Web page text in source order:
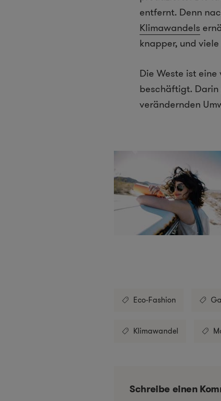
entfernt. Denn
Klimawandels
knapper, und
Die Weste ist
beschäftigt. Darin
verändernden
Eco-Fashion
Klimawandel
Schreibe einen